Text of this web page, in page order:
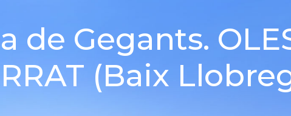
de Gegants.
(Baix